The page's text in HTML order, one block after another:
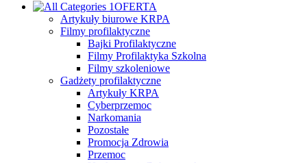
OFERTA
Artykuły biurowe KRPA
Filmy profilaktyczne
Bajki Profilaktyczne
Filmy Profilaktyka Szkolna
Filmy szkoleniowe
Gadżety profilaktyczne
Artykuły KRPA
Cyberprzemoc
Narkomania
Pozostałe
Promocja Zdrowia
Przemoc